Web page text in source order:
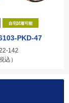
自宅試着可能
PKD-47
142
込）